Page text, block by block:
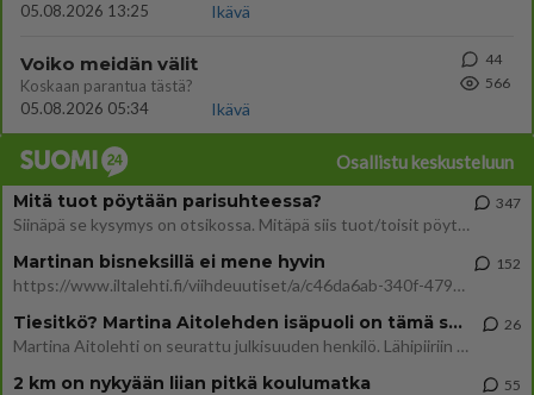
05.08.2026 13:25
Ikävä
Voiko meidän välit
Koskaan parantua tästä?
05.08.2026 05:34
Ikävä
44
566
Osallistu keskusteluun
Mitä tuot pöytään parisuhteessa?
Siinäpä se kysymys on otsikossa. Mitäpä siis tuot/toisit pöytään parisuhteessa? Oletko mies vai nainen? Koetko sen mitä
347
Martinan bisneksillä ei mene hyvin
https://www.iltalehti.fi/viihdeuutiset/a/c46da6ab-340f-4790-aaa7-0865eed2336 Yrityksen konkurssihakemus on tullut kärä
152
Tiesitkö? Martina Aitolehden isäpuoli on tämä suosittu laulaja
Martina Aitolehti on seurattu julkisuuden henkilö. Lähipiiriin mahtuu muitakin tunnettuja henkilöitä. Tiesitkö, että Ma
26
2 km on nykyään liian pitkä koulumatka 55